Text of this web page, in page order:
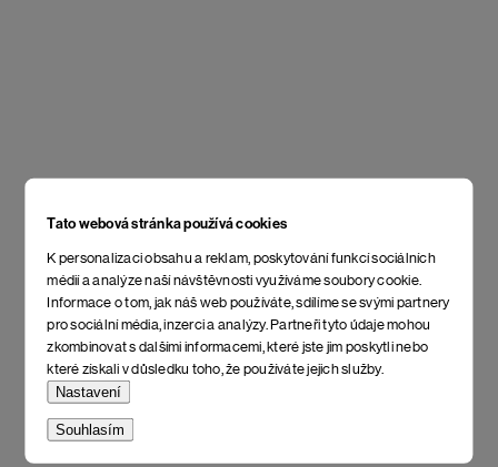
Tato webová stránka používá cookies
K personalizaci obsahu a reklam, poskytování funkcí sociálních
médií a analýze naší návštěvnosti využíváme soubory cookie.
Informace o tom, jak náš web používáte, sdílíme se svými partnery
pro sociální média, inzerci a analýzy. Partneři tyto údaje mohou
zkombinovat s dalšími informacemi, které jste jim poskytli nebo
které získali v důsledku toho, že používáte jejich služby.
Nastavení
Souhlasím